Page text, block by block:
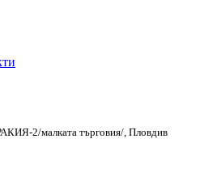
2/малката търговия/, Пловдив